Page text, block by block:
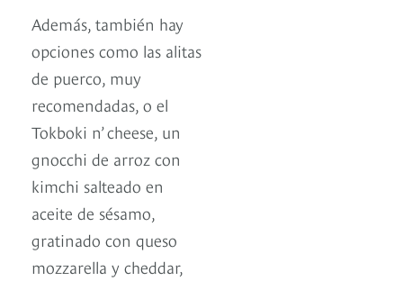
Además, también hay
opciones como las alitas
de puerco, muy
recomendadas, o el
Tokboki n’ cheese, un
gnocchi de arroz con
kimchi salteado en
aceite de sésamo,
gratinado con queso
mozzarella y cheddar,